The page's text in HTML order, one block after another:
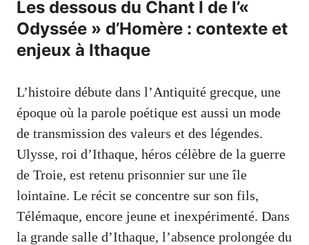
Les dessous du Chant I de l’«
Odyssée » d’Homère : contexte et
enjeux à Ithaque
L’histoire débute dans l’Antiquité grecque, une
époque où la parole poétique est aussi un mode
de transmission des valeurs et des légendes.
Ulysse, roi d’Ithaque, héros célèbre de la guerre
de Troie, est retenu prisonnier sur une île
lointaine. Le récit se concentre sur son fils,
Télémaque, encore jeune et inexpérimenté. Dans
la grande salle d’Ithaque, l’absence prolongée du